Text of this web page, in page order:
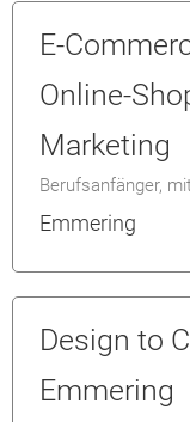
E-
Online-
Marketing
Berufsanfänger,
Emmering
Design to
Emmering